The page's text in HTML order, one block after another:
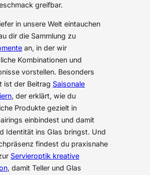
greifbar.
in unsere Welt eintauchen
dir die Sammlung zu
an, in der wir
Kombinationen und
vorstellen. Besonders
ist der Beitrag Saisonale
, der erklärt, wie du
Produkte gezielt in
einbindest und damit
Identität ins Glas bringst. Und
findest du praxisnahe
Servieroptik kreative
, damit Teller und Glas